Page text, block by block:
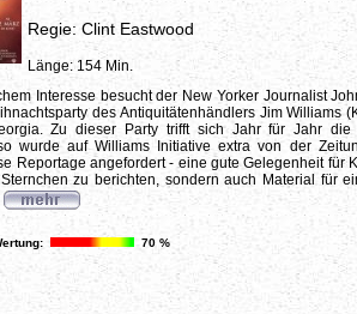
Regie: Clint Eastwood
Länge: 154 Min.
Interesse besucht der New Yorker Journalist
des Antiquitätenhändlers Jim Williams
Zu dieser Party trifft sich Jahr für Jahr die
wurde auf Williams Initiative extra von der
Reportage angefordert - eine gute Gelegenheit für
zu berichten, sondern auch Material für
70 %